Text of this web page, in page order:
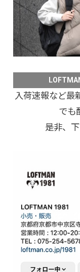
入荷速報など最
でも
是非、